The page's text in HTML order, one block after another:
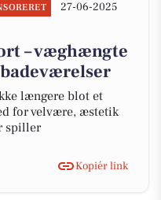
27-06-2025
– væghængte
længere blot et
for velvære, æstetik
spiller
Kopiér link